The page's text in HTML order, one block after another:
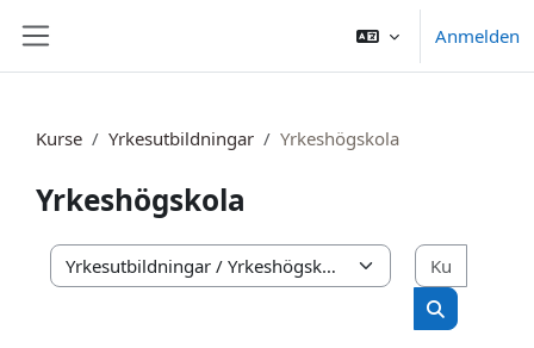
Anmelden
Kurse Yrkesutbildningar Yrkeshögskola
Yrkeshögskola
Kursbereiche
Kurse